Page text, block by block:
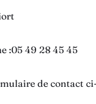
:05 49 28 45 45
de contact